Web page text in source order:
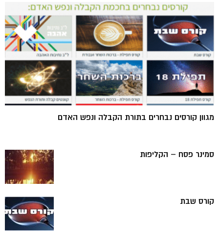
מגוון קורסים נבחרים בתורת הקבלה ונפש האדם
סמינר פסח – הקליפות
קורס שבת